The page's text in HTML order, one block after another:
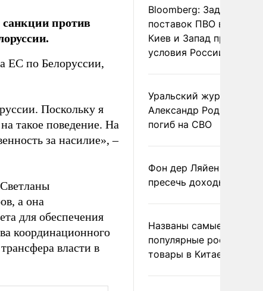
против
ЕС по Белоруссии,
Поскольку я
такое поведение. На
за насилие», –
а она
для обеспечения
координационного
власти в
Bloomberg: Задержка
поставок ПВО вынудит
Киев и Запад принять
условия России
Уральский журналист
Александр Родионов
погиб на СВО
Фон дер Ляйен
пресечь доходы России
Названы самые
популярные российские
товары в Китае